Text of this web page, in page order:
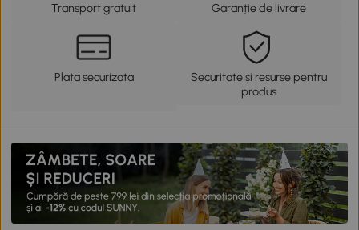
Transport gratuit Garanție de livrare
Plata securizata
Securitate și resurse pentru
produs